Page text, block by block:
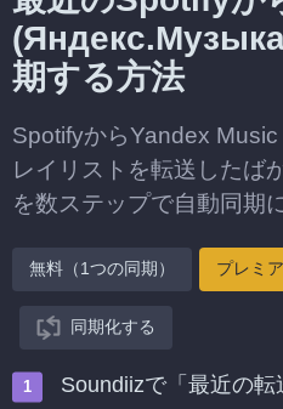
期する方法
SpotifyからYandex
レイリストを転送したば
を数ステップで自動同期
無料（1つの同期） プレミ
同期化する
Soundiizで「最近の転